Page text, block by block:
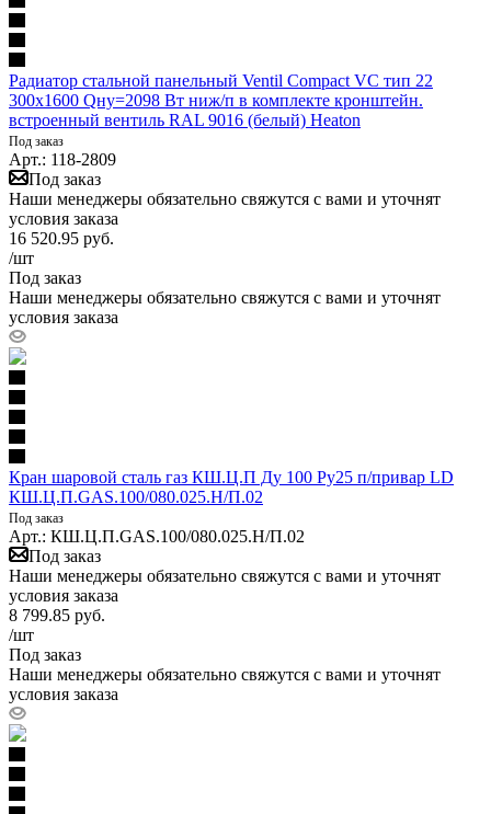
Радиатор стальной панельный Ventil Compact VC тип 22
300х1600 Qну=2098 Вт ниж/п в комплекте кронштейн.
встроенный вентиль RAL 9016 (белый) Heaton
Под заказ
Арт.: 118-2809
Под заказ
Наши менеджеры обязательно свяжутся с вами и уточнят
условия заказа
16 520.95 руб.
/шт
Под заказ
Наши менеджеры обязательно свяжутся с вами и уточнят
условия заказа
Кран шаровой сталь газ КШ.Ц.П Ду 100 Ру25 п/привар LD
КШ.Ц.П.GAS.100/080.025.Н/П.02
Под заказ
Арт.: КШ.Ц.П.GAS.100/080.025.Н/П.02
Под заказ
Наши менеджеры обязательно свяжутся с вами и уточнят
условия заказа
8 799.85 руб.
/шт
Под заказ
Наши менеджеры обязательно свяжутся с вами и уточнят
условия заказа